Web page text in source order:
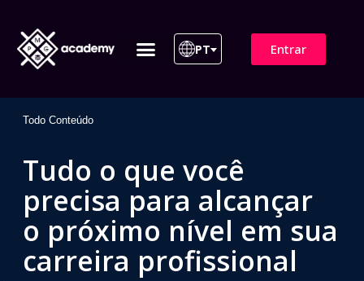
PT Entrar
Todo Conteúdo
Tudo o que você
precisa para alcançar
o próximo nível em sua
carreira profissional